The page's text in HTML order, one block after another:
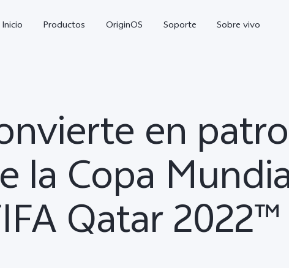
Inicio Productos OriginOS Soporte Sobre vivo
V70 FE nuevo Y11 5G
en
la Copa
Qatar 2022™